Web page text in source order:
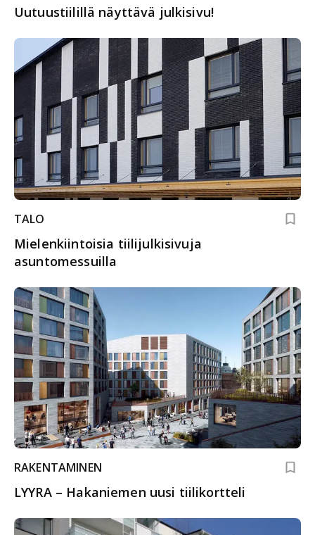
Uutuustiilillä näyttävä julkisivu!
TALO
Mielenkiintoisia tiilijulkisivuja
asuntomessuilla
RAKENTAMINEN
LYYRA – Hakaniemen uusi tiilikortteli